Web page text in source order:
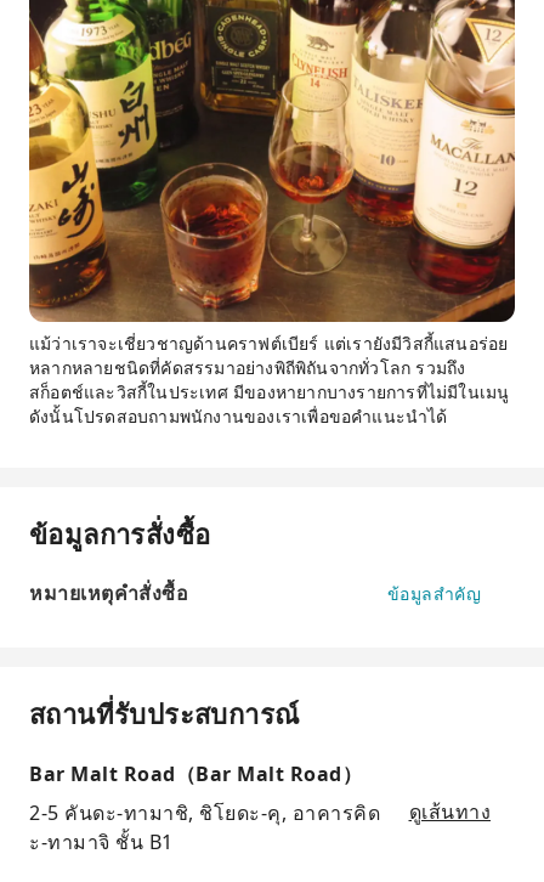
แม้ว่าเราจะเชี่ยวชาญด้านคราฟต์เบียร์ แต่เรายังมีวิสกี้แสนอร่อย
หลากหลายชนิดที่คัดสรรมาอย่างพิถีพิถันจากทั่วโลก รวมถึง
สก็อตช์และวิสกี้ในประเทศ มีของหายากบางรายการที่ไม่มีในเมนู
ดังนั้นโปรดสอบถามพนักงานของเราเพื่อขอคำแนะนำได้
ข้อมูลการสั่งซื้อ
หมายเหตุคำสั่งซื้อ ข้อมูลสำคัญ
สถานที่รับประสบการณ์
Bar Malt Road（Bar Malt Road）
2-5 คันดะ-ทามาชิ, ชิโยดะ-คุ, อาคารคิด
ะ-ทามาจิ ชั้น B1
ดูเส้นทาง